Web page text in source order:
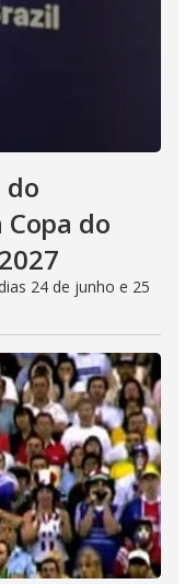
do
do
24 de junho e 25